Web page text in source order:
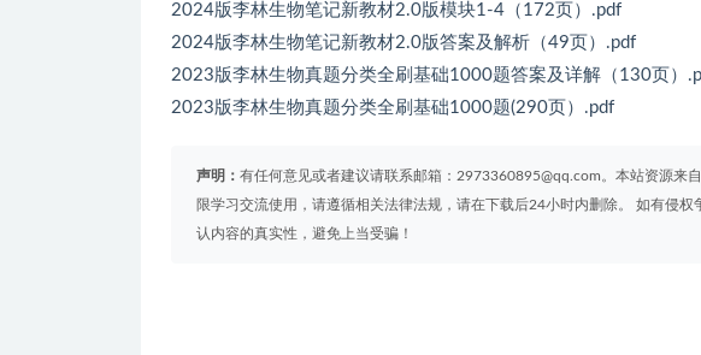
2024版李林生物笔记新教材2.0版模块1-4（172页）.pdf
2024版李林生物笔记新教材2.0版答案及解析（49页）.pdf
2023版李林生物真题分类全刷基础1000题答案及详解（130页）
2023版李林生物真题分类全刷基础1000题(290页）.pdf
声明： 有任何意见或者建议请联系邮箱：2973360895@qq.com。本站资源来
限学习交流使用，请遵循相关法律法规，请在下载后24小时内删除。 如有侵
认内容的真实性，避免上当受骗！